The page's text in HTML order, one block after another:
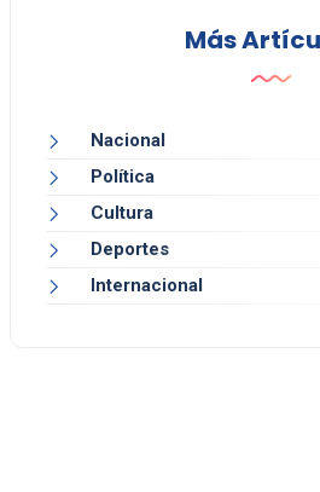
Más
Nacional
Política
Cultura
Deportes
Internacional